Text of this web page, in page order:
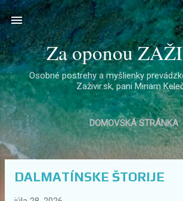
Preskočiť na hlavný
Za oponou
Osobné postrehy a myšlienky
Zaživir.sk, pani Miriam
DOMOVSKÁ STRÁNKA
DALMATÍNSKE ŠTORIJE